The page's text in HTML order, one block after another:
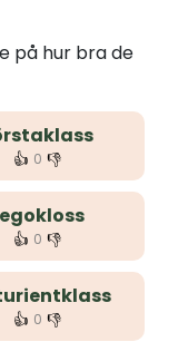
på hur bra de
👍 0 👎
👍 0 👎
👍 0 👎